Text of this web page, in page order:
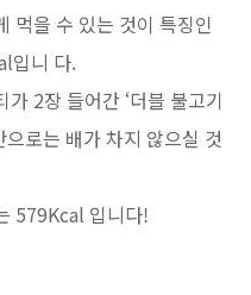
먹을 수 있는 것이 특징인
입니 다.
2장 들어간 ‘더블 불고기
로는 배가 차지 않으실 것
579Kcal 입니다!